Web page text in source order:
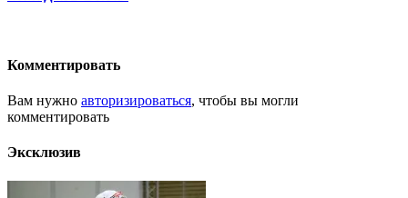
Комментировать
Вам нужно авторизироваться, чтобы вы могли
комментировать
Эксклюзив